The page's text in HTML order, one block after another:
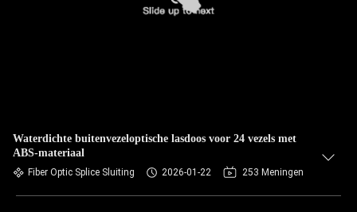
Waterdichte buitenvezeloptische lasdoos voor 24 vezels met
ABS-materiaal
Fiber Optic Splice Sluiting 2026-01-22 253 Meningen